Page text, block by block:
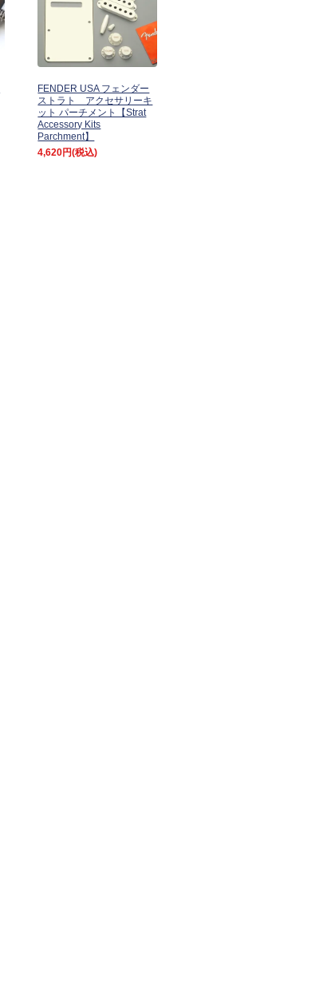
FENDER USA フェンダー
ストラト アクセサリーキ
ット パーチメント【Strat
Accessory Kits
Parchment】
4,620円(税込)